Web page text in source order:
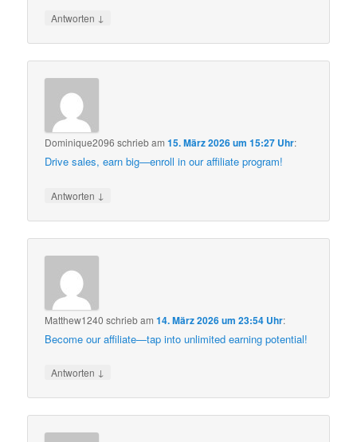
Antworten ↓
Dominique2096 schriebam15. März 2026 um 15:27 Uhr:
Drive sales, earn big—enroll in our affiliate program!
Antworten ↓
Matthew1240 schriebam14. März 2026 um 23:54 Uhr:
Become our affiliate—tap into unlimited earning potential!
Antworten ↓